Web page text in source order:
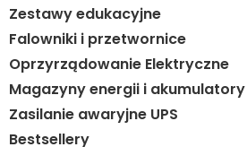
Zestawy edukacyjne
Falowniki i przetwornice
Oprzyrządowanie Elektryczne
Magazyny energii i akumulatory
Zasilanie awaryjne UPS
Bestsellery